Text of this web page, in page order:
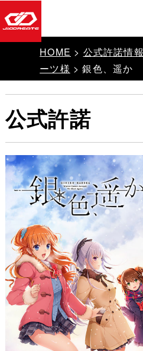
HOME > 公式許諾情報
ーツ様 > 銀色、遥か
公式許諾